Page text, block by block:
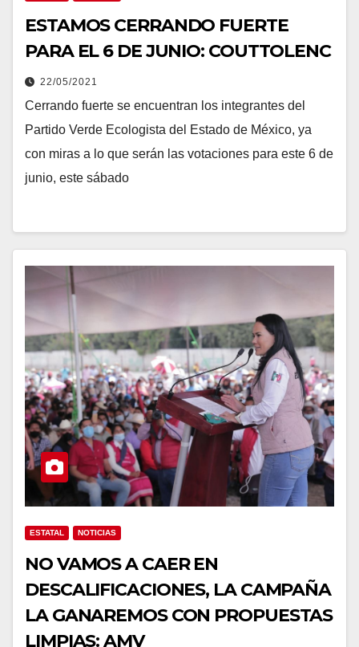
ESTAMOS CERRANDO FUERTE
PARA EL 6 DE JUNIO: COUTTOLENC
22/05/2021
Cerrando fuerte se encuentran los integrantes del
Partido Verde Ecologista del Estado de México, ya
con miras a lo que serán las votaciones para este 6 de
junio, este sábado
ESTATAL NOTICIAS
NO VAMOS A CAER EN
DESCALIFICACIONES, LA CAMPAÑA
LA GANAREMOS CON PROPUESTAS
LIMPIAS: AMV